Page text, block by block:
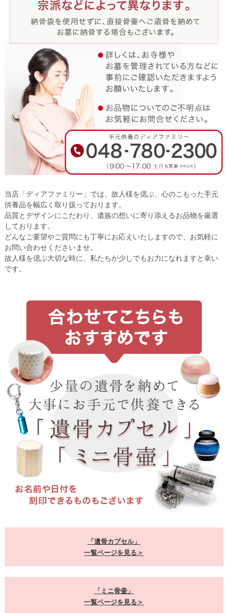
当店「ディアファミリー」では、故人様を偲ぶ、心のこもった手元
供養品を幅広く取り扱っております。
品質とデザインにこだわり、遺族の想いに寄り添えるお品物を厳選
しております。
どんなご要望やご質問にも丁寧にお応えいたしますので、お気軽に
お問い合わせくださいませ。
故人様を偲ぶ大切な時に、私たちが少しでもお力になれますと幸い
です。
「遺骨カプセル」
一覧ページを見る＞
「ミニ骨壷」
一覧ページを見る＞